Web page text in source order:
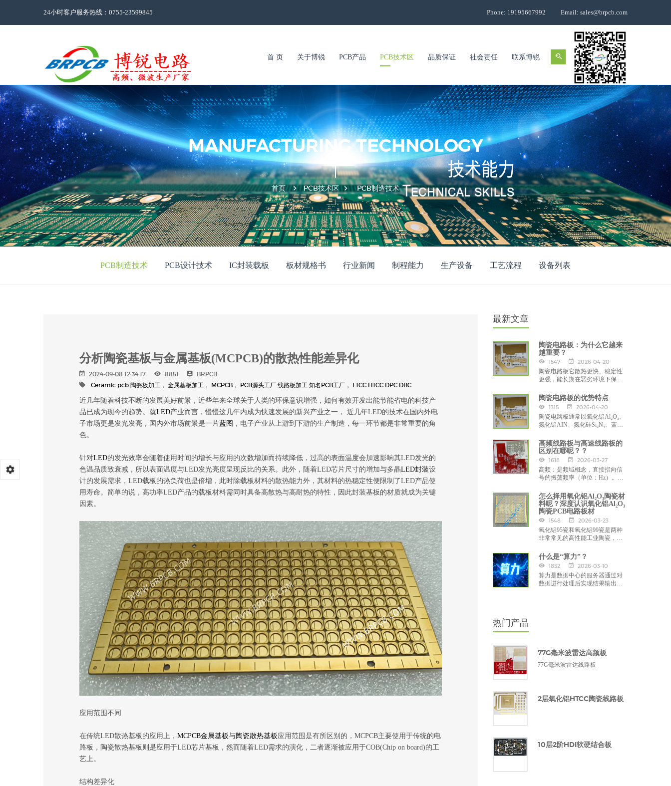
24小时客户服务热线：0755-23599845 Phone: 19195667992 Email: sales@brpcb.com
首 页 关于博锐 PCB产品 PCB技术区 品质保证 社会责任 联系博锐
MANUFACTURING TECHNOLOGY
首页 PCB技术区 PCB制造技术
PCB制造技术 PCB设计技术 IC封装载板 板材规格书 行业新闻 制程能力 生产设备 工艺流程 设备列表
分析陶瓷基板与金属基板(MCPCB)的散热性能差异化
2024-09-08 12:34:17 8851
BRPCB
Ceramic pcb 陶瓷板加工， 金属基板加工， MCPCB， PCB源头工厂 线路板加工 知名PCB工厂， LTCC HTCC DPC DBC
近几年随着科技不断的发展美好前景，近些年来全球关于人类的环保意识增强，如何有效开发出能节能省电的科技产
品已成为现今的趋势。就LED产业而言，慢慢这几年内成为快速发展的新兴产业之一， 近几年LED的技术在国内外电
子市场更是发光发亮，国内外市场前景是一片蓝图 ，电子产业从上游到下游的生产制造，每一环节都是非常重要的角
色。
针对LED的发光效率会随着使用时间的增长与应用的次数增加而持续降低，过高的表面温度会加速影响其LED发光的
色温品质致衰减，所以表面温度与LED发光亮度呈现反比的关系。此外，随着LED芯片尺寸的增加与多晶LED封装设
计的发展需求，LED载板的热负荷也是倍增，此时除载板材料的散热能力外，其材料的热稳定性便限制了LED产品使
用寿命。简单的说，高功率LED产品的载板材料需同时具备高散热与高耐热的特性，因此封装基板的材质就成为关键
因素。
应用范围不同
在传统LED散热基板的应用上， MCPCB金属基板与陶瓷散热基板 应用范围是有所区别的，MCPCB主要使用于传统的电
路板，陶瓷散热基板则是应用于LED芯片基板，然而随着LED需求的演化，二者逐渐被应用于COB(Chip on board)的工
艺上。
结构差异化
最新文章
陶瓷电路板：为什么它越来
越重要？
1547
2026-04-20
陶瓷电路板它散热更快、稳定性
更强，能长期在恶劣环境下保持
LED照明、激光器件、汽车电
子、工业电源、5G通信、军工航
天、高端电子封装、功率模块、
微波器件、高频大功率、电力、
机械等领域。
陶瓷电路板的优势特点
1315
2026-04-20
陶瓷电路板通常以氧化铝Al₂O₃、
氮化铝AIN、氮化硅Si₃N₄、蓝宝
DBC、AMB、HTCC、LTCC等工
艺将金属线路与陶瓷紧密结合，
具有优异高热导率、高硬度、耐
热膨胀系数等特点。
高频线路板与高速线路板的
区别在哪呢？？
1618
2026-03-27
高频：是频域概念，直接指向信
号的振荡频率（单位：Hz）。其
信号”，通常涵盖几十MHz至几十
GHz甚至更高（如卫星通信Ka波
段20GHz、5G毫米波28GHz、车
载毫米波雷达77GHz）。高频信
号的本质是正弦波，关注的是“信
号本身的频率高低”。
怎么择用氧化铝Al₂O₃陶瓷材
料呢？深度认识氧化铝Al₂O₃
陶瓷PCB电路板材
1548
2026-03-23
氧化铝95瓷和氧化铝99瓷是两种
非常常见的高性能工业陶瓷，它
度，这直接导致了物理、化学、
电学和机械性能的显著差异。
什么是“算力”？
1852
2026-03-10
算力是数据中心的服务器通过对
数据进行处理后实现结果输出的
热门产品
77G毫米波雷达高频板
77G毫米波雷达线路板
2层氧化铝HTCC陶瓷线路板
10层2阶HDI软硬结合板